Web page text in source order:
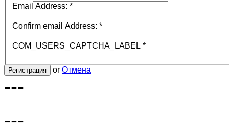
Email Address: *
Confirm email Address: *
COM_USERS_CAPTCHA_LABEL *
Регистрация or Отмена
---
---